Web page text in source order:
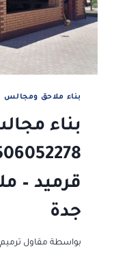
تكلفة
بناء ملاحق ومجالس
بناء
قرميد –
جدة
بواسطة مقاول ترميم